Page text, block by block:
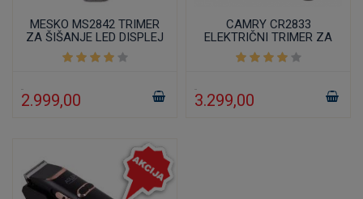
MESKO MS2842 TRIMER
ZA ŠIŠANJE LED DISPLEJ
USB
2.999,00
CAMRY CR2833
ELEKTRIČNI TRIMER ZA
KOSU I BRADU
3.299,00